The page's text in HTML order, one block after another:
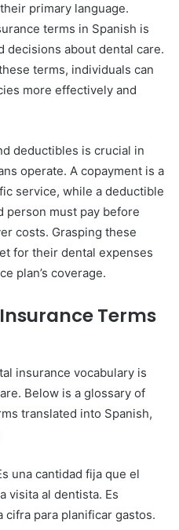
primary language.
terms in Spanish is
decisions about dental care.
terms, individuals can
more effectively and
deductibles is crucial in
operate. A copayment is a
service, while a deductible
person must pay before
costs. Grasping these
for their dental expenses
plan’s coverage.
Terms
insurance vocabulary is
Below is a glossary of
translated into Spanish,
una cantidad fija que el
visita al dentista. Es
para planificar gastos.